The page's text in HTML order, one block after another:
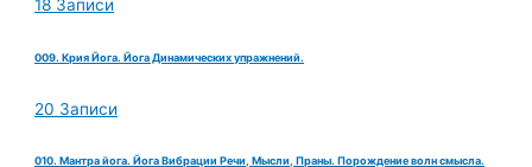
18 Записи
009. Крия Йога. Йога Динамических упражнений.
20 Записи
010. Мантра йога. Йога Вибрации Речи, Мысли, Праны. Порождение волн смысла.